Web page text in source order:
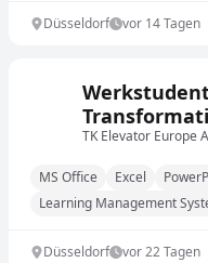
Düsseldorf vor 14 Tagen
(m/w/d)
TK Elevator Europe
MS Office Excel
Learning Management
Düsseldorf vor 22 Tagen